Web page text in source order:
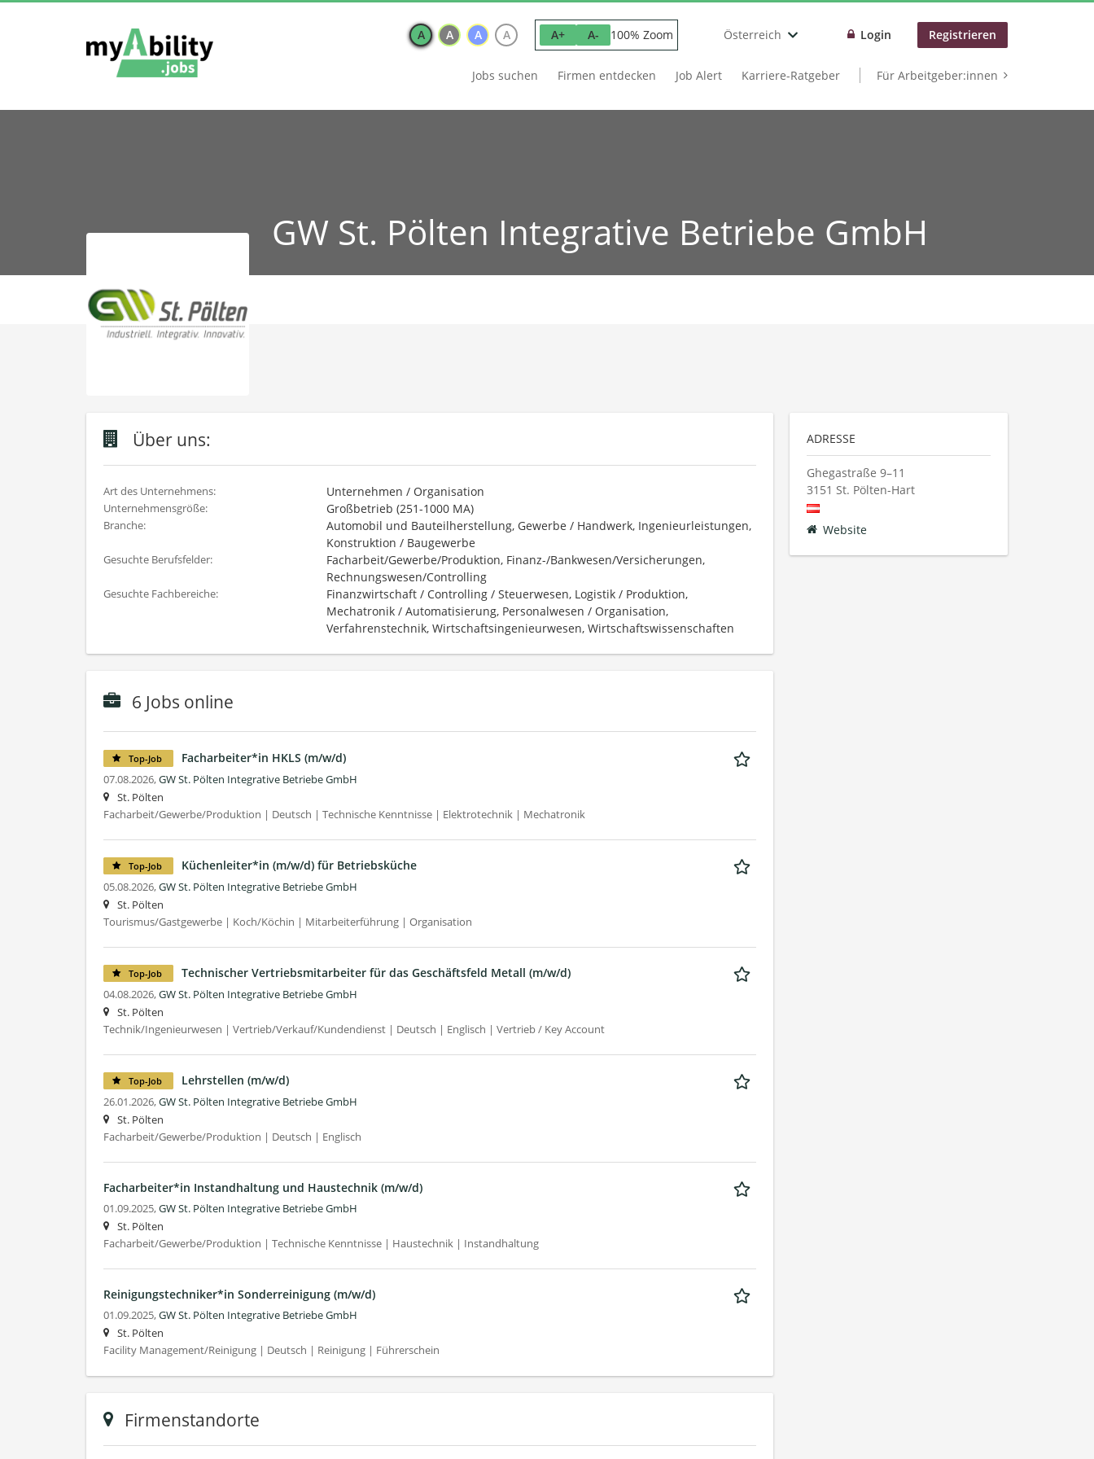
A A A A A+ A- 100% Zoom Österreich Login Registrieren
Jobs suchen Firmen entdecken Job Alert Karriere-Ratgeber Für Arbeitgeber:innen
GW St. Pölten Integrative Betriebe GmbH
Über uns:
Art des Unternehmens: Unternehmen / Organisation
Unternehmensgröße: Großbetrieb (251-1000 MA)
Branche:
Automobil und Bauteilherstellung, Gewerbe / Handwerk, Ingenieurleistungen,
Konstruktion / Baugewerbe
Gesuchte Berufsfelder:
Facharbeit/Gewerbe/Produktion, Finanz-/Bankwesen/Versicherungen,
Rechnungswesen/Controlling
Gesuchte Fachbereiche:
Finanzwirtschaft / Controlling / Steuerwesen, Logistik / Produktion,
Mechatronik / Automatisierung, Personalwesen / Organisation,
Verfahrenstechnik, Wirtschaftsingenieurwesen, Wirtschaftswissenschaften
6 Jobs online
Top-Job Facharbeiter*in HKLS (m/w/d)
07.08.2026,GW St. Pölten Integrative Betriebe GmbH
St. Pölten
Facharbeit/Gewerbe/Produktion | Deutsch | Technische Kenntnisse | Elektrotechnik | Mechatronik
Top-Job Küchenleiter*in (m/w/d) für Betriebsküche
05.08.2026,GW St. Pölten Integrative Betriebe GmbH
St. Pölten
Tourismus/Gastgewerbe | Koch/Köchin | Mitarbeiterführung | Organisation
Top-Job Technischer Vertriebsmitarbeiter für das Geschäftsfeld Metall (m/w/d)
04.08.2026,GW St. Pölten Integrative Betriebe GmbH
St. Pölten
Technik/Ingenieurwesen | Vertrieb/Verkauf/Kundendienst | Deutsch | Englisch | Vertrieb / Key Account
Top-Job Lehrstellen (m/w/d)
26.01.2026,GW St. Pölten Integrative Betriebe GmbH
St. Pölten
Facharbeit/Gewerbe/Produktion | Deutsch | Englisch
Facharbeiter*in Instandhaltung und Haustechnik (m/w/d)
01.09.2025,GW St. Pölten Integrative Betriebe GmbH
St. Pölten
Facharbeit/Gewerbe/Produktion | Technische Kenntnisse | Haustechnik | Instandhaltung
Reinigungstechniker*in Sonderreinigung (m/w/d)
01.09.2025,GW St. Pölten Integrative Betriebe GmbH
St. Pölten
Facility Management/Reinigung | Deutsch | Reinigung | Führerschein
Firmenstandorte
ADRESSE
Ghegastraße 9–11
3151 St. Pölten-Hart
Website